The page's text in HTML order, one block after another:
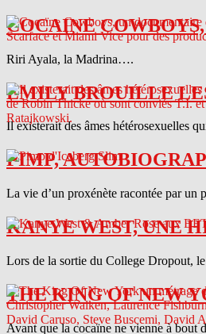
COCAINE
Riri Ayala, la Madrina….
EMILY BROUILLE
Il existerait des âmes hétérosexuelles
PIMP,
La vie d’un proxénète racontée par un
KANYE WEST, UNE
Lors de la sortie du College Dropout,
THE KING OF NEW
Avant que la cocaïne ne vienne à bout